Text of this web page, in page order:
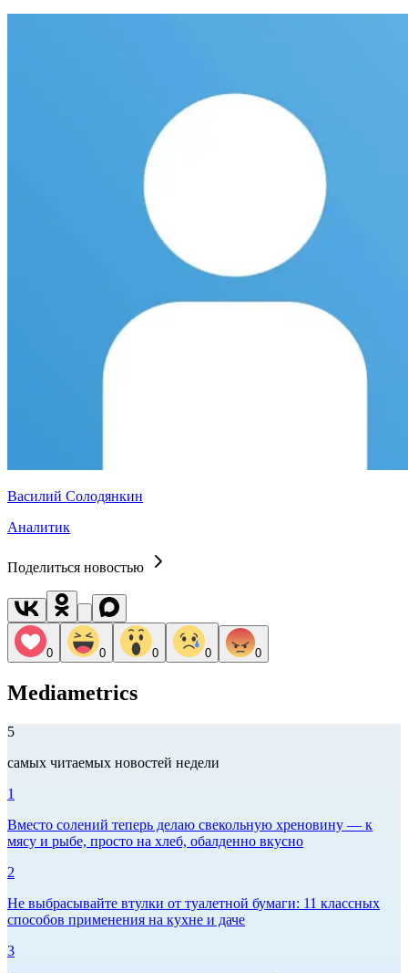
Василий Солодянкин
Аналитик
Поделиться новостью
0 0 0 0 0
Mediametrics
5
самых читаемых новостей недели
1
Вместо солений теперь делаю свекольную хреновину — к
мясу и рыбе, просто на хлеб, обалденно вкусно
2
Не выбрасывайте втулки от туалетной бумаги: 11 классных
способов применения на кухне и даче
3